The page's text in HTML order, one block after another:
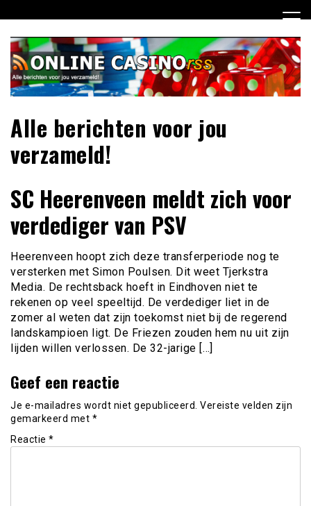
naar
inhoud
Alle berichten voor jou
verzameld!
SC Heerenveen meldt zich voor
verdediger van PSV
Heerenveen hoopt zich deze transferperiode nog te
versterken met Simon Poulsen. Dit weet Tjerkstra
Media. De rechtsback hoeft in Eindhoven niet te
rekenen op veel speeltijd. De verdediger liet in de
zomer al weten dat zijn toekomst niet bij de regerend
landskampioen ligt. De Friezen zouden hem nu uit zijn
lijden willen verlossen. De 32-jarige […]
Geef een reactie
Je e-mailadres wordt niet gepubliceerd. Vereiste velden zijn
gemarkeerd met *
Reactie *